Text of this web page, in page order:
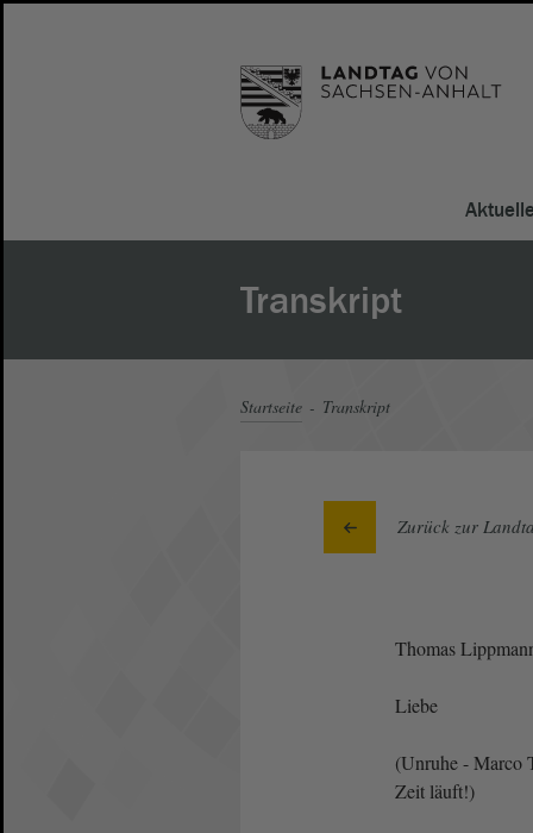
Transkript
Startseite Transkript
Zurück zur
Thomas
Liebe
(Unruhe - Marco
Zeit läuft!)